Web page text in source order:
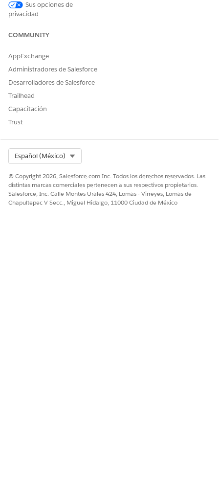
Sus opciones de
privacidad
COMMUNITY
AppExchange
Administradores de Salesforce
Desarrolladores de Salesforce
Trailhead
Capacitación
Trust
Español (México)
© Copyright 2026, Salesforce.com Inc. Todos los derechos reservados. Las
distintas marcas comerciales pertenecen a sus respectivos propietarios.
Salesforce, Inc. Calle Montes Urales 424, Lomas - Virreyes, Lomas de
Chapultepec V Secc., Miguel Hidalgo, 11000 Ciudad de México